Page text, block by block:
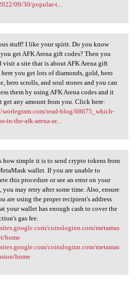
09/30/popular-t...
stuff! I like your
stuff! I like your spirit. Do you know
get AFK Arena gift codes? Then you
visit a site that is about AFK Arena gift
here you get lots of diamonds, gold, hero
hero scrolls, and soul stones and you can
them by using AFK Arena codes and it
get any amount from you. Click here:
worlegram.com/read-blog/68675_which-
in-the-afk-arena-ar...
how simple it is to
how simple it is to send crypto tokens from
wallet. If you are unable to
this procedure or see an error on your
you may retry after some time. Also, ensure
are using the proper recipient's address
your wallet has enough cash to cover the
gas fee.
coinsloginn.com/metamas
home
coinsloginn.com/metamas
home